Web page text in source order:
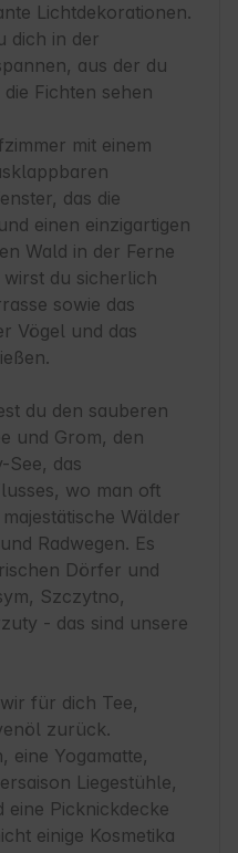
Lichtdekorationen.
dich in der
aus der du
Fichten sehen
mit einem
das die
einen einzigartigen
Wald in der Ferne
du sicherlich
sowie das
Vögel und das
du den sauberen
und Grom, den
See, das
wo man oft
Wälder
Radwegen. Es
Dörfer und
Szczytno,
- das sind unsere
für dich Tee,
zurück.
eine Yogamatte,
Liegestühle,
eine Picknickdecke
einige Kosmetika